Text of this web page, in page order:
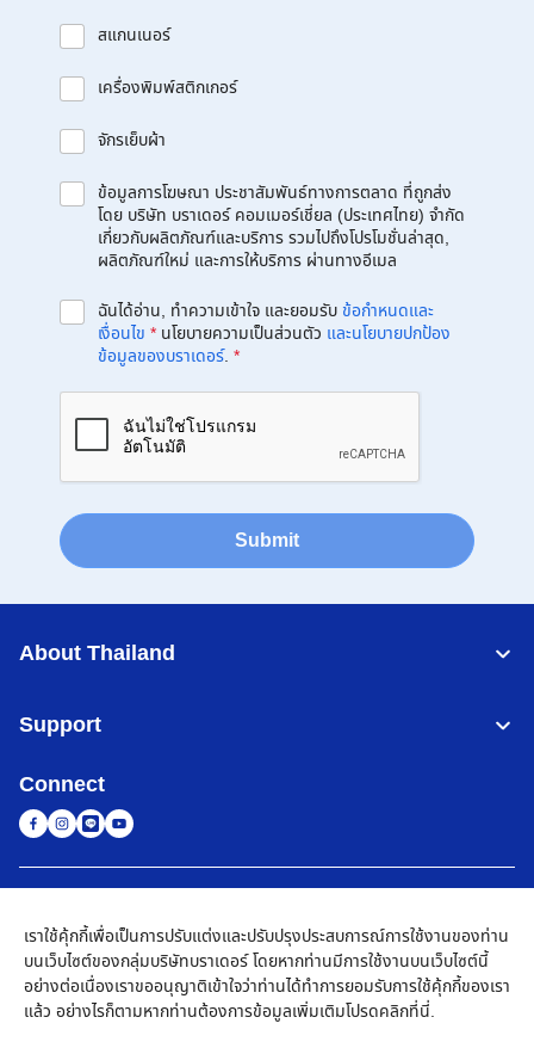
สแกนเนอร์
เครื่องพิมพ์สติกเกอร์
จักรเย็บผ้า
ข้อมูลการโฆษณา ประชาสัมพันธ์ทางการตลาด ที่ถูกส่ง
โดย บริษัท บราเดอร์ คอมเมอร์เชี่ยล (ประเทศไทย) จำกัด
เกี่ยวกับผลิตภัณฑ์และบริการ รวมไปถึงโปรโมชั่นล่าสุด,
ผลิตภัณฑ์ใหม่ และการให้บริการ ผ่านทางอีเมล
ฉันได้อ่าน, ทำความเข้าใจ และยอมรับข้อกำหนดและ
เงื่อนไข * นโยบายความเป็นส่วนตัว และนโยบายปกป้อง
ข้อมูลของบราเดอร์. *
Submit
About Thailand
Support
Connect
นโยบายความเป็นส่วนตัว เงื่อนไขการใช้งาน แผนผังเว็บไซต์ ไปที่โกลบอลไซต์
©2026BROTHER COMMERCIAL (THAILAND) LTD. All Rights
Reserved
เราใช้คุ้กกี้เพื่อเป็นการปรับแต่งและปรับปรุงประสบการณ์การใช้งานของท่าน
บนเว็บไซต์ของกลุ่มบริษัทบราเดอร์ โดยหากท่านมีการใช้งานบนเว็บไซต์นี้
อย่างต่อเนื่องเราขออนุญาติเข้าใจว่าท่านได้ทำการยอมรับการใช้คุ้กกี้ของเรา
แล้ว อย่างไรก็ตามหากท่านต้องการข้อมูลเพิ่มเติมโปรดคลิกที่นี่.